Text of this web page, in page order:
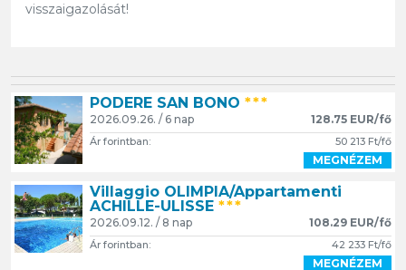
visszaigazolását!
PODERE SAN BONO ***
2026.09.26. / 6 nap 128.75 EUR/fő
Ár forintban: 50 213 Ft/fő
MEGNÉZEM
Villaggio OLIMPIA/Appartamenti
ACHILLE-ULISSE ***
2026.09.12. / 8 nap 108.29 EUR/fő
Ár forintban: 42 233 Ft/fő
MEGNÉZEM